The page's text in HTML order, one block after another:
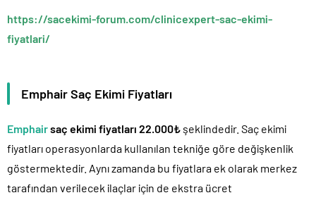
https://sacekimi-forum.com/clinicexpert-sac-ekimi-
fiyatlari/
Emphair Saç Ekimi Fiyatları
Emphairsaç ekimi fiyatları 22.000₺ şeklindedir. Saç ekimi
fiyatları operasyonlarda kullanılan tekniğe göre değişkenlik
göstermektedir. Aynı zamanda bu fiyatlara ek olarak merkez
tarafından verilecek ilaçlar için de ekstra ücret